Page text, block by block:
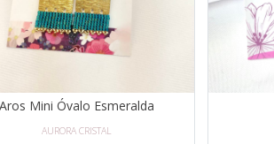
Aros Mini Óvalo Esmeralda
AURORA CRISTAL